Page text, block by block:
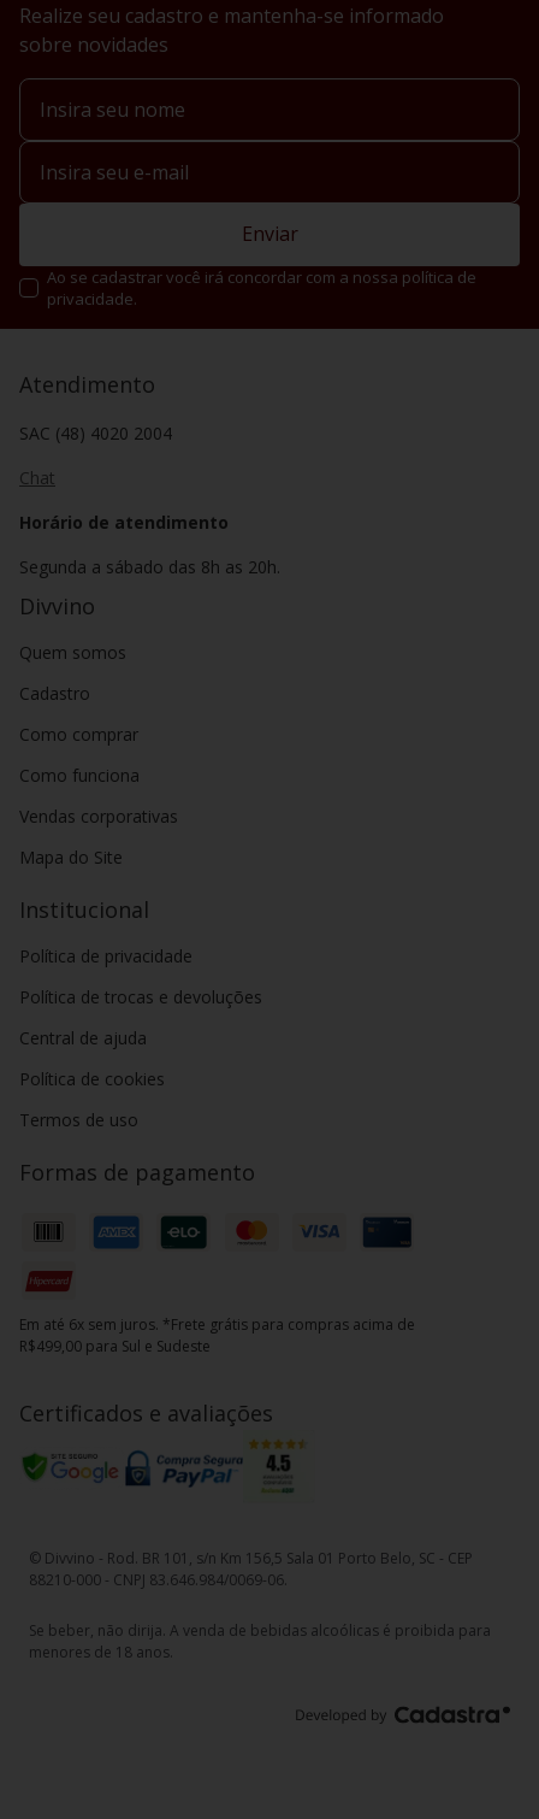
Realize seu cadastro e mantenha-se informado
sobre novidades
Enviar
Ao se cadastrar você irá concordar com a nossa política de
privacidade.
Atendimento
SAC (48) 4020 2004
Chat
Horário de atendimento
Segunda a sábado das 8h as 20h.
Divvino
Quem somos
Cadastro
Como comprar
Como funciona
Vendas corporativas
Mapa do Site
Institucional
Política de privacidade
Política de trocas e devoluções
Central de ajuda
Política de cookies
Termos de uso
Formas de pagamento
Em até 6x sem juros. *Frete grátis para compras acima de
R$499,00 para Sul e Sudeste
Certificados e avaliações
© Divvino - Rod. BR 101, s/n Km 156,5 Sala 01 Porto Belo, SC - CEP
88210-000 - CNPJ 83.646.984/0069-06.
Se beber, não dirija. A venda de bebidas alcoólicas é proibida para
menores de 18 anos.